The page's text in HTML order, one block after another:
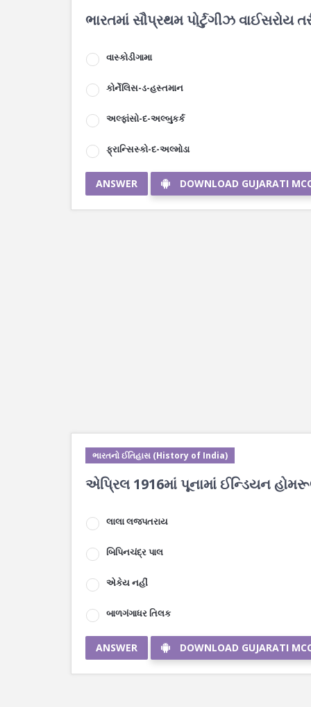
ભારતમાં સૌપ્રથમ પોર્ટુગીઝ વાઈસરોય
વાસ્કોડીગામા
કોર્નેલિસ-ડ-હસ્તમાન
અલ્ફાંસો-દ-અલ્બુકર્ક
ફ્રાન્સિસ્કો-દ-અલ્મોડા
ANSWER DOWNLOAD GUJARATI
ભારતનો ઈતિહાસ (History of India)
એપ્રિલ 1916માં પૂનામાં ઈન્ડિયન
લાલા લજપતરાય
બિપિનચંદ્ર પાલ
એકેય નહીં
બાળગંગાધર તિલક
ANSWER DOWNLOAD GUJARATI